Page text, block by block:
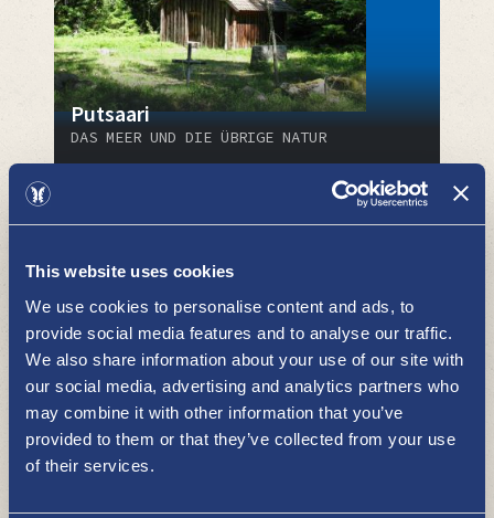
This website uses cookies
We use cookies to personalise content and ads, to
provide social media features and to analyse our traffic.
We also share information about your use of our site with
our social media, advertising and analytics partners who
may combine it with other information that you’ve
provided to them or that they’ve collected from your use
of their services.
Putsaari
DAS MEER UND DIE ÜBRIGE NATUR
Angelerlaubnis
DAS MEER UND DIE ÜBRIGE NATUR